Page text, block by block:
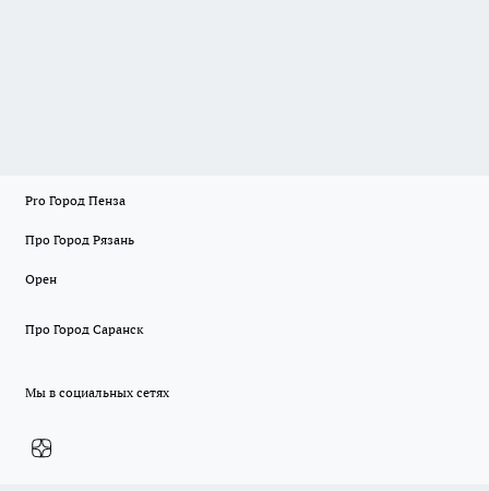
Pro Город Пенза
Про Город Рязань
Орен
Про Город Саранск
Мы в социальных сетях